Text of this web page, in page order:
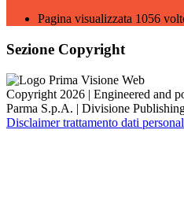
Pagina visualizzata 1056
Sezione Copyright
Copyright 2026 | Engineered and
Parma S.p.A. | Divisione
Disclaimer trattamento dati